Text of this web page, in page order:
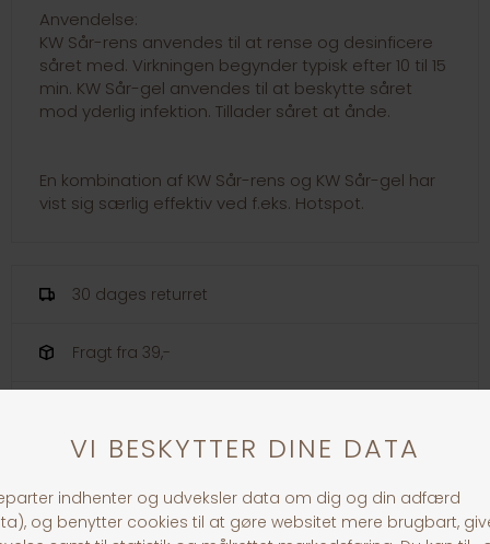
Anvendelse:
KW Sår-rens anvendes til at rense og desinficere
såret med. Virkningen begynder typisk efter 10 til 15
min. KW Sår-gel anvendes til at beskytte såret
mod yderlig infektion. Tillader såret at ånde.
En kombination af KW Sår-rens og KW Sår-gel har
vist sig særlig effektiv ved f.eks. Hotspot.
30 dages returret
Fragt fra 39,-
Andre købte også